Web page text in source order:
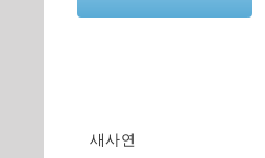
새사연